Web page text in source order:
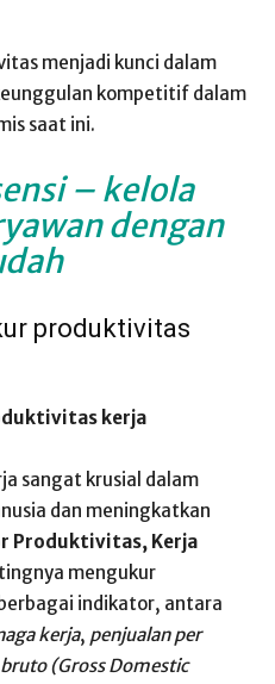
menjadi kunci dalam
kompetitif dalam
saat ini.
– kelola
dengan
produktivitas
kerja
sangat krusial dalam
dan meningkatkan
Produktivitas, Kerja
mengukur
indikator, antara
kerja, penjualan per
(Gross Domestic